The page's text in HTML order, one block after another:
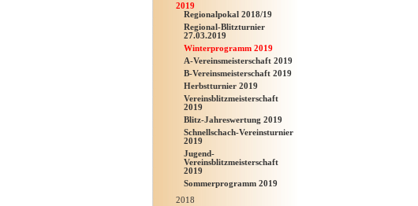
2019
Regionalpokal 2018/19
Regional-Blitzturnier
27.03.2019
Winterprogramm 2019
A-Vereinsmeisterschaft 2019
B-Vereinsmeisterschaft 2019
Herbstturnier 2019
Vereinsblitzmeisterschaft
2019
Blitz-Jahreswertung 2019
Schnellschach-Vereinsturnier
2019
Jugend-
Vereinsblitzmeisterschaft
2019
Sommerprogramm 2019
2018